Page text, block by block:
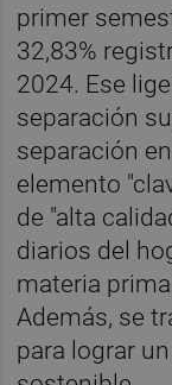
primer
32,83%
2024. Ese
separación
separación
elemento
de "alta
diarios del
materia
Además, se
para lograr